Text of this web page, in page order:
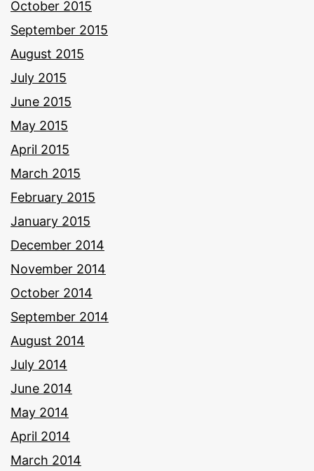
October 2015
September 2015
August 2015
July 2015
June 2015
May 2015
April 2015
March 2015
February 2015
January 2015
December 2014
November 2014
October 2014
September 2014
August 2014
July 2014
June 2014
May 2014
April 2014
March 2014